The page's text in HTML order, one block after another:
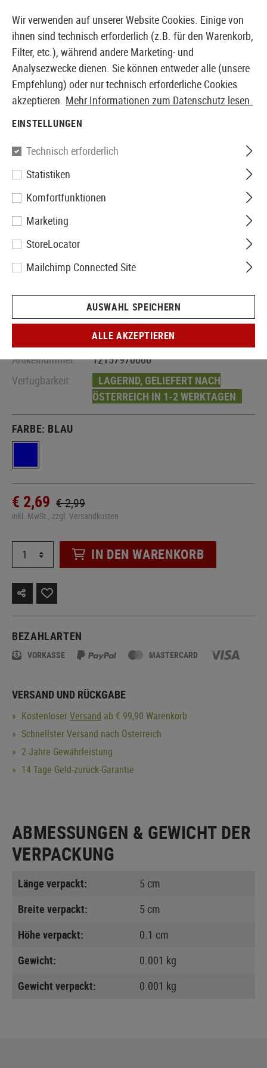
EUROPÄISCHER AIRSOFT SHOP & GROßHÄNDLER
Outrider
Outrider Tactical Square Patch
Artikelnummer:
12157970000
Verfügbarkeit:
LAGERND, GELIEFERT NACH
ÖSTERREICH IN 1-2 WERKTAGEN
FARBE: BLAU
€ 2,69 € 2,99
inkl. MwSt., zzgl. Versandkosten
IN DEN WARENKORB
BEZAHLARTEN
VORKASSE MASTERCARD
VERSAND UND RÜCKGABE
KostenloserVersand ab € 99,90 Warenkorb
Schnellster Versand nach Österreich
2 Jahre Gewährleistung
14 Tage Geld-zurück-Garantie
ABMESSUNGEN & GEWICHT DER
VERPACKUNG
Länge verpackt:
5 cm
Breite verpackt:
5 cm
Höhe verpackt:
0.1 cm
Gewicht:
0.001 kg
Gewicht verpackt:
0.001 kg
Wir verwenden auf unserer Website Cookies. Einige von
ihnen sind technisch erforderlich (z.B. für den Warenkorb,
Filter, etc.), während andere Marketing- und
Analysezwecke dienen. Sie können entweder alle (unsere
Empfehlung) oder nur technisch erforderliche Cookies
akzeptieren. Mehr Informationen zum Datenschutz lesen.
EINSTELLUNGEN
Technisch erforderlich
Statistiken
Komfortfunktionen
Marketing
StoreLocator
Mailchimp Connected Site
AUSWAHL SPEICHERN
ALLE AKZEPTIEREN